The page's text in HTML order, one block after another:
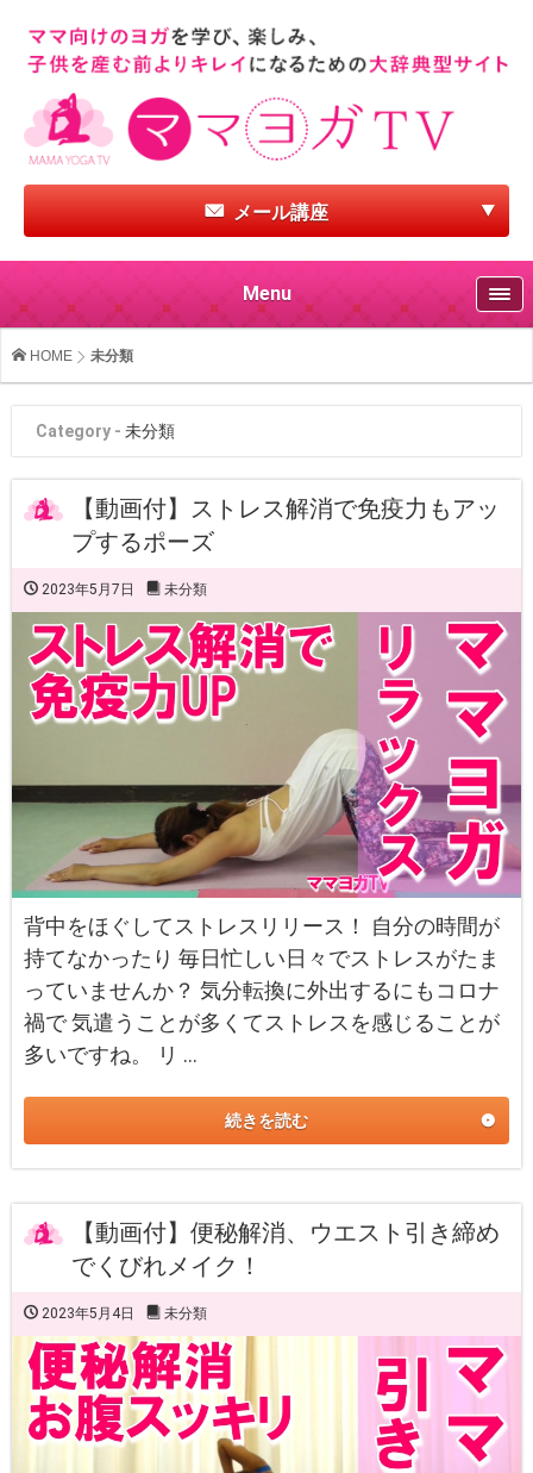
メール講座
Menu
HOME 未分類
Category - 未分類
【動画付】ストレス解消で免疫力もアッ
プするポーズ
2023年5月7日 未分類
背中をほぐしてストレスリリース！ 自分の時間が
持てなかったり 毎日忙しい日々でストレスがたま
っていませんか？ 気分転換に外出するにもコロナ
禍で 気遣うことが多くてストレスを感じることが
多いですね。 リ …
続きを読む
【動画付】便秘解消、ウエスト引き締め
でくびれメイク！
2023年5月4日 未分類